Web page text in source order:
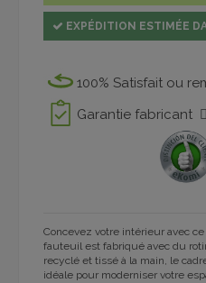
EXPÉDITION ESTIMÉE
100% Satisfait ou
Garantie fabricant
Concevez votre intérieur avec
fauteuil est fabriqué avec du
recyclé et tissé à la main, le
idéale pour moderniser votre